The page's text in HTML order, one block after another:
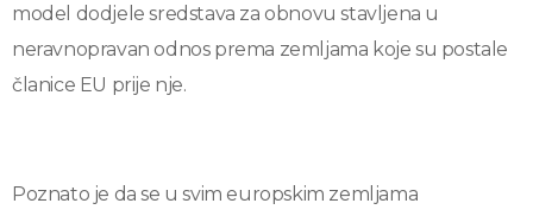
model dodjele sredstava za obnovu stavljena u
neravnopravan odnos prema zemljama koje su postale
članice EU prije nje.
Poznato je da se u svim europskim zemljama